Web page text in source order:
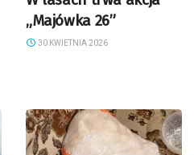
„Majówka 26”
30 KWIETNIA 2026